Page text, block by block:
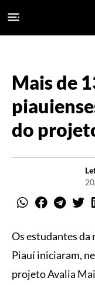
Mais de
do
Os estudantes da
Piauí iniciaram,
projeto Avalia